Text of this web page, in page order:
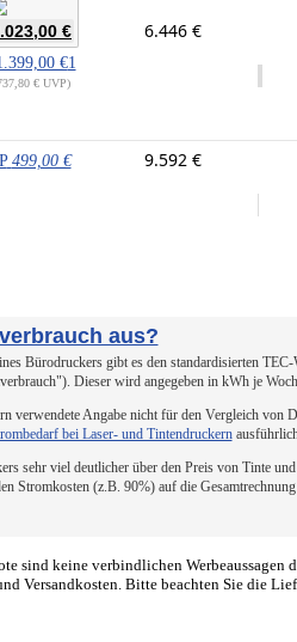
€
€1
€ UVP
6.446 €
499,00 € 9.592 €
aus?
Bürodruckers gibt es den standardisierten
Dieser wird angegeben in kWh je
verwendete Angabe nicht für den Vergleich von
bei Laser- und Tintendruckern
sehr viel deutlicher über den Preis von Tinte
Stromkosten (z.B. 90%) auf die
sind keine verbindlichen Werbeaussagen
Versandkosten. Bitte beachten Sie die